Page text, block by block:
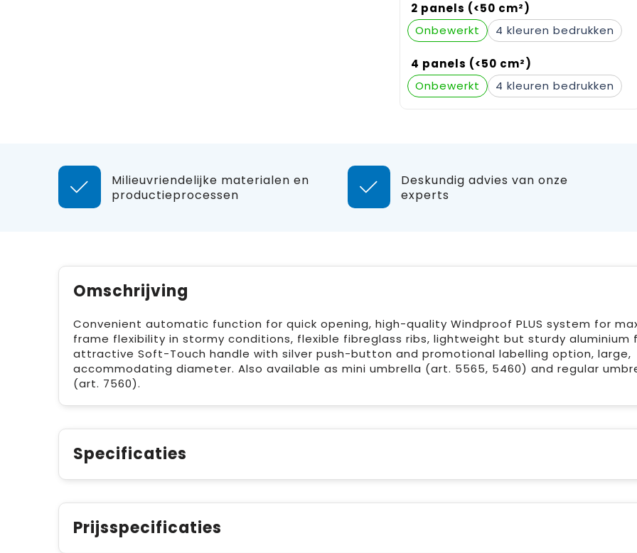
2 panels (<50 cm²)
Onbewerkt
4
4 panels (<50 cm²)
Onbewerkt
4
Milieuvriendelijke materialen en
productieprocessen
Deskundig advies van onze
experts
Omschrijving
Convenient automatic function for quick opening, high-quality Windproof PLUS system for
frame flexibility in stormy conditions, flexible fibreglass ribs, lightweight but sturdy aluminium
attractive Soft-Touch handle with silver push-button and promotional labelling option, large,
accommodating diameter. Also available as mini umbrella (art. 5565, 5460) and regular
(art. 7560).
Specificaties
Prijsspecificaties